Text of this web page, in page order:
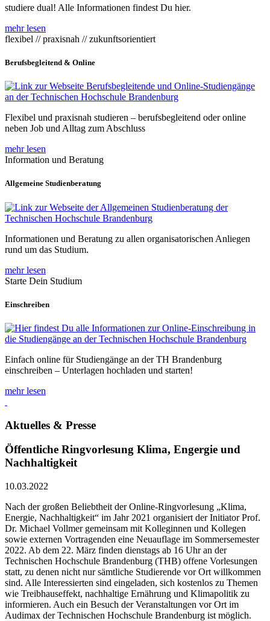
studiere dual! Alle Informationen findest Du hier.
mehr lesen
flexibel // praxisnah // zukunftsorientiert
Berufsbegleitend & Online
Flexibel und praxisnah studieren – berufsbegleitend oder online
neben Job und Alltag zum Abschluss
mehr lesen
Information und Beratung
Allgemeine Studienberatung
Informationen und Beratung zu allen organisatorischen Anliegen
rund um das Studium.
mehr lesen
Starte Dein Studium
Einschreiben
Einfach online für Studiengänge an der TH Brandenburg
einschreiben – Unterlagen hochladen und starten!
mehr lesen
Aktuelles & Presse
Öffentliche Ringvorlesung Klima, Engergie und
Nachhaltigkeit
10.03.2022
Nach der großen Beliebtheit der Online-Ringvorlesung „Klima,
Energie, Nachhaltigkeit“ im Jahr 2021 organisiert der Initiator Prof.
Dr. Michael Vollmer gemeinsam mit Kolleginnen und Kollegen
sowie externen Vortragenden eine Neuauflage im Sommersemester
2022. Ab dem 22. März finden dienstags ab 16 Uhr an der
Technischen Hochschule Brandenburg (THB) offene Vorlesungen
statt, zu denen nicht nur sämtliche Studierende vor Ort willkommen
sind. Alle Interessierten sind eingeladen, sich kostenlos zu Themen
wie Treibhauseffekt, nachhaltige Ernährung und Klimapolitik zu
informieren. Auch ein Besuch der Veranstaltungen vor Ort im
Audimax der Technischen Hochschule Brandenburg ist möglich.